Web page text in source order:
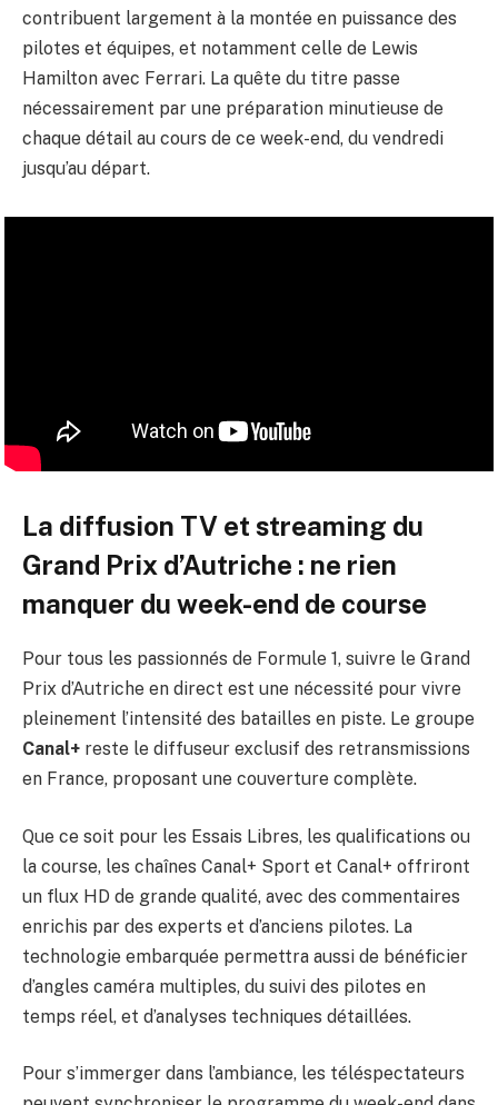
contribuent largement à la montée en puissance des
pilotes et équipes, et notamment celle de Lewis
Hamilton avec Ferrari. La quête du titre passe
nécessairement par une préparation minutieuse de
chaque détail au cours de ce week-end, du vendredi
jusqu’au départ.
La diffusion TV et streaming du
Grand Prix d’Autriche : ne rien
manquer du week-end de course
Pour tous les passionnés de Formule 1, suivre le Grand
Prix d’Autriche en direct est une nécessité pour vivre
pleinement l’intensité des batailles en piste. Le groupe
Canal+ reste le diffuseur exclusif des retransmissions
en France, proposant une couverture complète.
Que ce soit pour les Essais Libres, les qualifications ou
la course, les chaînes Canal+ Sport et Canal+ offriront
un flux HD de grande qualité, avec des commentaires
enrichis par des experts et d’anciens pilotes. La
technologie embarquée permettra aussi de bénéficier
d’angles caméra multiples, du suivi des pilotes en
temps réel, et d’analyses techniques détaillées.
Pour s’immerger dans l’ambiance, les téléspectateurs